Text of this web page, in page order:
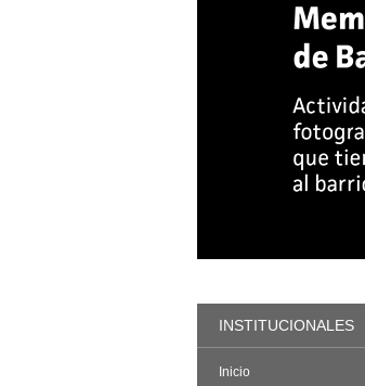
INSTITUCIONALES
Inicio